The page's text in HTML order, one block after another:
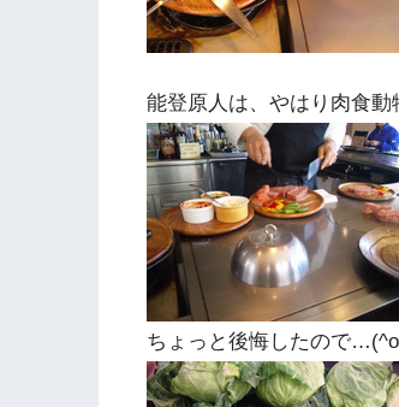
能登原人は、やはり肉食動
ちょっと後悔したので